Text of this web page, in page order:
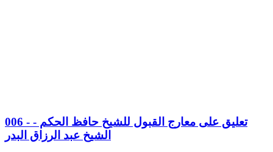
006 - تعليق على معارج القبول للشيخ حافظ الحكم -
الشيخ عبد الرزاق البدر